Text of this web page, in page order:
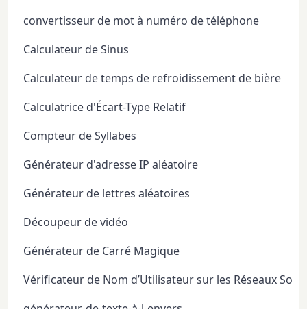
convertisseur de mot à numéro de téléphone
Calculateur de Sinus
Calculateur de temps de refroidissement de bière
Calculatrice d'Écart-Type Relatif
Compteur de Syllabes
Générateur d'adresse IP aléatoire
Générateur de lettres aléatoires
Découpeur de vidéo
Générateur de Carré Magique
Vérificateur de Nom d’Utilisateur sur les Réseaux